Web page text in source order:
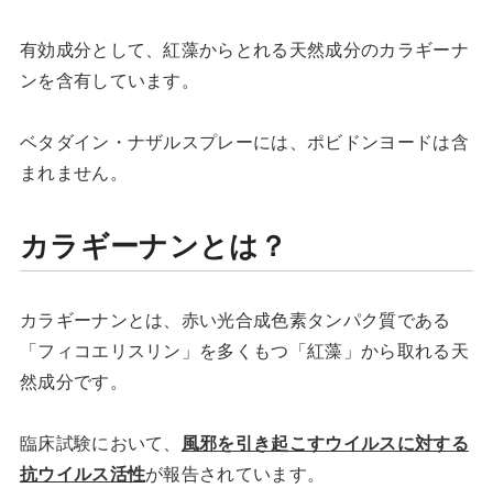
有効成分として、紅藻からとれる天然成分のカラギーナ
ンを含有しています。
ベタダイン・ナザルスプレーには、ポビドンヨードは含
まれません。
カラギーナンとは？
カラギーナンとは、赤い光合成色素タンパク質である
「フィコエリスリン」を多くもつ「紅藻」から取れる天
然成分です。
臨床試験において、 風邪を引き起こすウイルスに対する
抗ウイルス活性が報告されています。